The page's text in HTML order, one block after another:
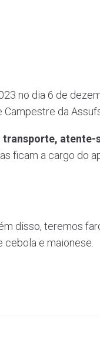
no dia 6 de
da
transporte, atente-
ficam a cargo do
disso, teremos
e maionese.